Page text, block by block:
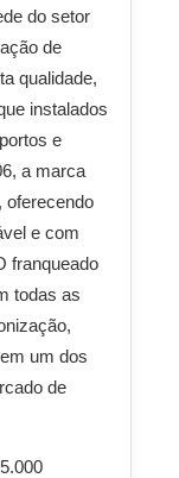
do setor
de
qualidade,
instalados
e
a marca
oferecendo
e com
franqueado
todas as
um dos
de